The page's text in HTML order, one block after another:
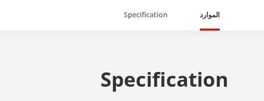
Specification الموارد
Specification